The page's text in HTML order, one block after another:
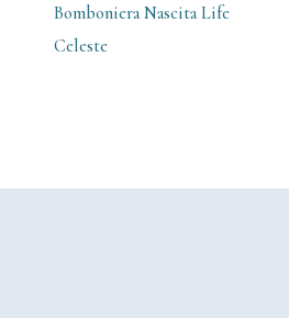
Bomboniera Nascita Life
Celeste